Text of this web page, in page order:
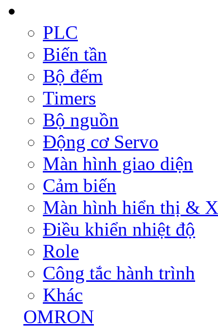
PLC
Biến tần
Bộ đếm
Timers
Bộ nguồn
Động cơ Servo
Màn hình giao diện
Cảm biến
Màn hình hiển thị &
Điều khiển nhiệt độ
Role
Công tắc hành trình
Khác
OMRON